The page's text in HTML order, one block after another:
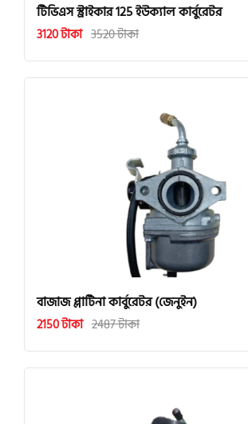
টিভিএস স্ট্রাইকার 125 ইউক্যাল কার্বুরেটর
3120 টাকা 3520 টাকা
বাজাজ প্লাটিনা কার্বুরেটর (জেনুইন)
2150 টাকা 2487 টাকা